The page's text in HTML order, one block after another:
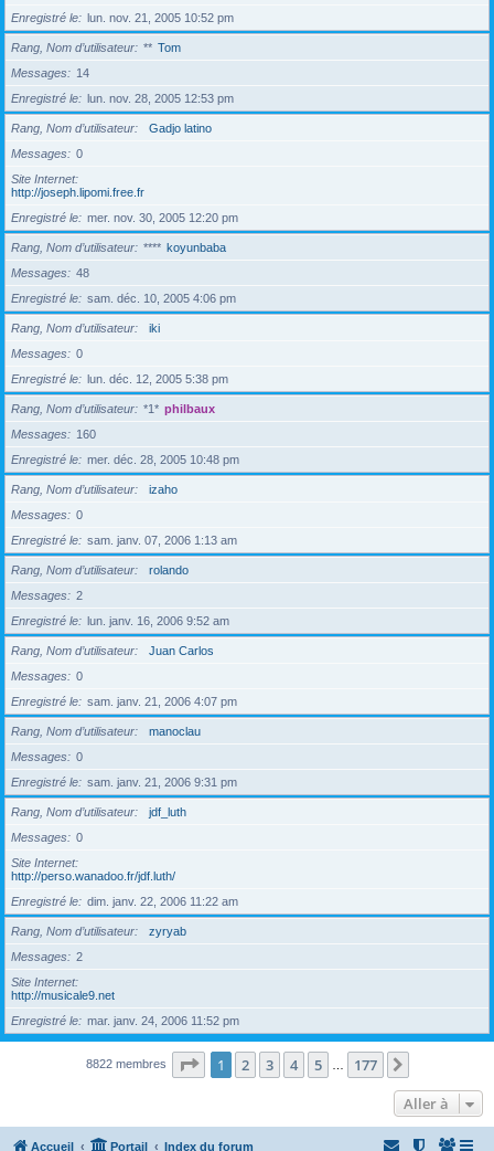
Enregistré le
lun. nov. 21, 2005 10:52 pm
Rang, Nom d’utilisateur ** Tom
Messages
14
Enregistré le
lun. nov. 28, 2005 12:53 pm
Rang, Nom d’utilisateur
Gadjo latino
Messages
0
Site Internet
http://joseph.lipomi.free.fr
Enregistré le
mer. nov. 30, 2005 12:20 pm
Rang, Nom d’utilisateur **** koyunbaba
Messages
48
Enregistré le
sam. déc. 10, 2005 4:06 pm
Rang, Nom d’utilisateur
iki
Messages
0
Enregistré le
lun. déc. 12, 2005 5:38 pm
Rang, Nom d’utilisateur *1* philbaux
Messages
160
Enregistré le
mer. déc. 28, 2005 10:48 pm
Rang, Nom d’utilisateur
izaho
Messages
0
Enregistré le
sam. janv. 07, 2006 1:13 am
Rang, Nom d’utilisateur
rolando
Messages
2
Enregistré le
lun. janv. 16, 2006 9:52 am
Rang, Nom d’utilisateur
Juan Carlos
Messages
0
Enregistré le
sam. janv. 21, 2006 4:07 pm
Rang, Nom d’utilisateur
manoclau
Messages
0
Enregistré le
sam. janv. 21, 2006 9:31 pm
Rang, Nom d’utilisateur
jdf_luth
Messages
0
Site Internet
http://perso.wanadoo.fr/jdf.luth/
Enregistré le
dim. janv. 22, 2006 11:22 am
Rang, Nom d’utilisateur
zyryab
Messages
2
Site Internet
http://musicale9.net
Enregistré le
mar. janv. 24, 2006 11:52 pm
8822 membres Page 1sur177
1 2 3 4 5 177
Aller à
Accueil Portail Index du forum